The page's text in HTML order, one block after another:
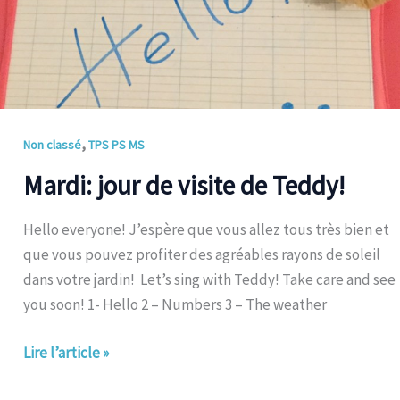
Non classé,TPS PS MS
Mardi: jour de visite de Teddy!
Hello everyone! J’espère que vous allez tous très bien et
que vous pouvez profiter des agréables rayons de soleil
dans votre jardin! Let’s sing with Teddy! Take care and see
you soon! 1- Hello 2 – Numbers 3 – The weather
Lire l’article »